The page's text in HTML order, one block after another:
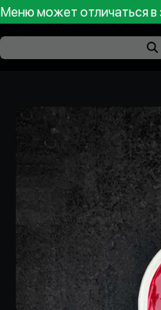
Меню может отличаться